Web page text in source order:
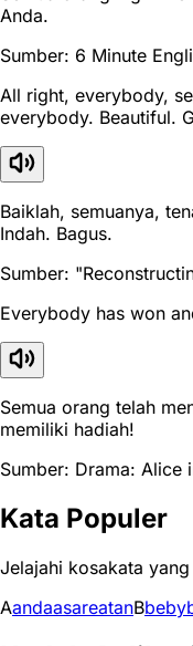
Anda.
Sumber: 6 Minute
All right, everybody,
everybody. Beautiful.
Baiklah, semuanya,
Indah. Bagus.
Sumber:
Everybody has won
Semua orang telah
memiliki hadiah!
Sumber: Drama: Alice
Kata Populer
Jelajahi kosakata
AandaasareatanBbeby